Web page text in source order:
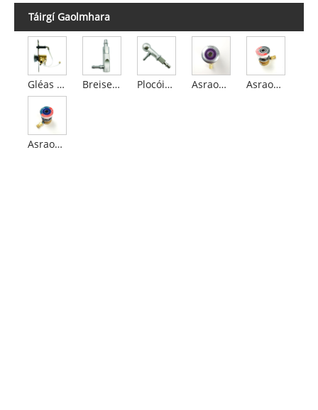
Táirgí Gaolmhara
Gléas urscaoilte gáis ainéistéise scaird Breiseán gunna láimhseáil díreach Plocóid gunna deireadh liathróid Asraonta Caighdeán na Breataine AGSS Asraonta dé-ocsaíd charbóin chaighdeánach na Breataine
Asraonta Ocsaíd Nítriúil Chaighdeánach na Breataine